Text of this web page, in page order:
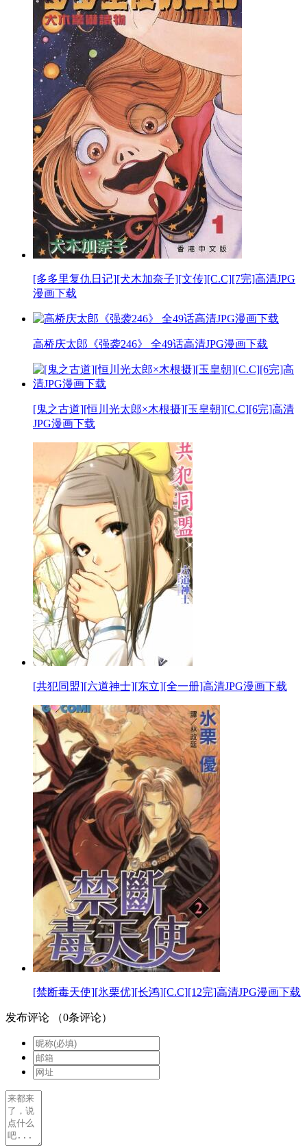
[多多里复仇日记][犬木加奈子][文传][C.C][7完]高清JPG
漫画下载
高桥庆太郎《强袭246》 全49话高清JPG漫画下载
[鬼之古道][恒川光太郎×木根摄][玉皇朝][C.C][6完]高清
JPG漫画下载
[共犯同盟][六道神士][东立][全一册]高清JPG漫画下载
[禁断毒天使][氷栗优][长鸿][C.C][12完]高清JPG漫画下载
发布评论 （0条评论）